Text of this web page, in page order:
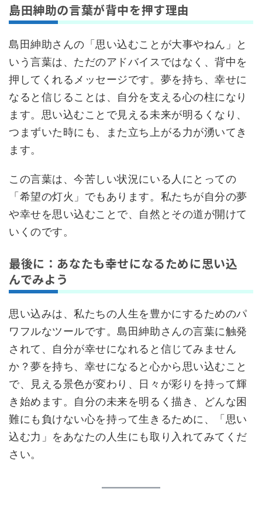
島田紳助の言葉が背中を押す理由
島田紳助さんの「思い込むことが大事やねん」と
いう言葉は、ただのアドバイスではなく、背中を
押してくれるメッセージです。夢を持ち、幸せに
なると信じることは、自分を支える心の柱になり
ます。思い込むことで見える未来が明るくなり、
つまずいた時にも、また立ち上がる力が湧いてき
ます。
この言葉は、今苦しい状況にいる人にとっての
「希望の灯火」でもあります。私たちが自分の夢
や幸せを思い込むことで、自然とその道が開けて
いくのです。
最後に：あなたも幸せになるために思い込
んでみよう
思い込みは、私たちの人生を豊かにするためのパ
ワフルなツールです。島田紳助さんの言葉に触発
されて、自分が幸せになれると信じてみません
か？夢を持ち、幸せになると心から思い込むこと
で、見える景色が変わり、日々が彩りを持って輝
き始めます。自分の未来を明るく描き、どんな困
難にも負けない心を持って生きるために、「思い
込む力」をあなたの人生にも取り入れてみてくだ
さい。